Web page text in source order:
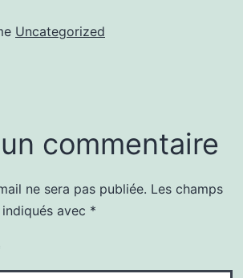
Uncategorized
commentaire
ne sera pas publiée. Les champs
avec *